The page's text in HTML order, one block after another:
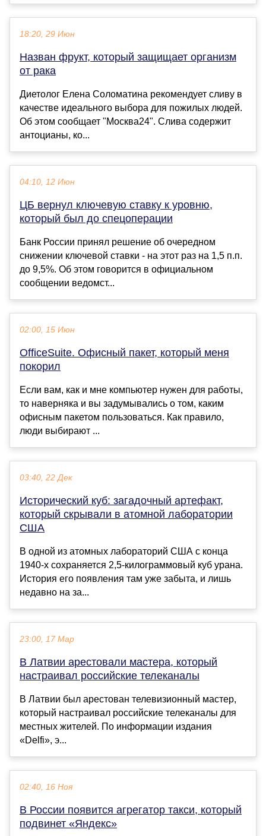
18:20, 29 Июн
Назван фрукт, который защищает организм
от рака
Диетолог Елена Соломатина рекомендует сливу в
качестве идеального выбора для пожилых людей.
Об этом сообщает "Москва24". Слива содержит
антоцианы, ко...
04:10, 12 Июн
ЦБ вернул ключевую ставку к уровню,
который был до спецоперации
Банк России принял решение об очередном
снижении ключевой ставки - на этот раз на 1,5 п.п.
до 9,5%. Об этом говорится в официальном
сообщении ведомст...
02:00, 15 Июн
OfficeSuite. Офисный пакет, который меня
покорил
Если вам, как и мне компьютер нужен для работы,
то наверняка и вы задумывались о том, каким
офисным пакетом пользоваться. Как правило,
люди выбирают ...
03:40, 22 Дек
Исторический куб: загадочный артефакт,
который скрывали в атомной лаборатории
США
В одной из атомных лабораторий США с конца
1940-х сохраняется 2,5-килограммовый куб урана.
История его появления там уже забыта, и лишь
недавно на за...
23:00, 17 Мар
В Латвии арестовали мастера, который
настраивал российские телеканалы
В Латвии был арестован телевизионный мастер,
который настраивал российские телеканалы для
местных жителей. По информации издания
«Delfi», э...
02:40, 16 Ноя
В России появится агрегатор такси, который
подвинет «Яндекс»